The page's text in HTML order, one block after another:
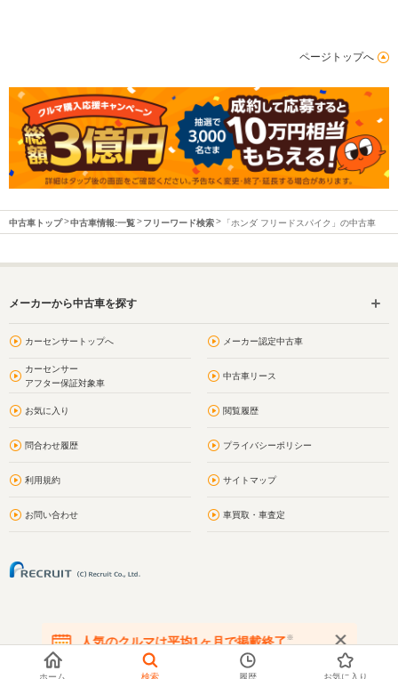
ページトップへ
中古車トップ 中古車情報:一覧 フリーワード検索 「ホンダ フリードスパイク」の中古車
メーカーから中古車を探す
カーセンサートップへ メーカー認定中古車
カーセンサー
アフター保証対象車
中古車リース
お気に入り 閲覧履歴
問合わせ履歴 プライバシーポリシー
利用規約 サイトマップ
お問い合わせ 車買取・車査定
人気のクルマは平均1ヶ月で掲載終了※
在庫が無くなる前にお問い合わせください
ホーム 検索 履歴 お気に入り